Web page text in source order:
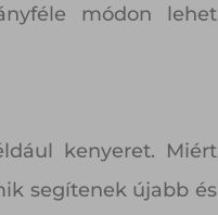
módon lehet
kenyeret. Miért
segítenek újabb és